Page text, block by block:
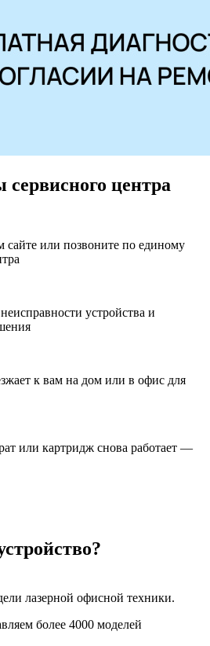
центра
сайте или позвоните по единому
устройства и
к вам на дом или в офис для
или картридж снова работает —
лазерной офисной техники.
более 4000 моделей